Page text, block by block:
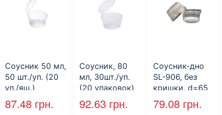
Соусник 50 мл,
50 шт./уп. (20
уп./ящ.)
87.48 грн.
Соусник, 80
мл, 30шт./уп.
(20 упаковок)
92.63 грн.
Соусник-дно
SL-906, без
кришки, d=65
мм, 100 шт./уп.,
30 уп./ящ.
79.08 грн.